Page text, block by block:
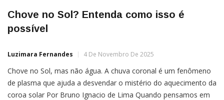
Chove no Sol? Entenda como isso é
possível
Luzimara Fernandes 4 De Novembro De 2025
Chove no Sol, mas não água. A chuva coronal é um fenômeno
de plasma que ajuda a desvendar o mistério do aquecimento da
coroa solar Por Bruno Ignacio de Lima Quando pensamos em